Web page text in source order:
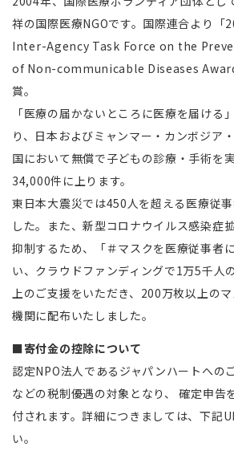
祥の国際医療NGOです。国際連合より
Inter-Agency Task Force on the
of Non-communicable Diseases
賞。
「医療の届かないところに医療を届ける
り、日本およびミャンマー・カンボジア
国において無償で子どもの診療・手術を
34,000件に上ります。
東日本大震災では450人を超える医療従
した。また、新型コロナウイルス感染症
抑制するため、「＃マスクを医療従事者
い、クラウドファンディングで1万5千人
上のご支援をいただき、200万枚以上の
機関に配布いたしました。
■寄付金の控除について
認定NPO法人であるジャパンハートへの
などの税制優遇の対象となり、 確定申告
付されます。詳細につきましては、下記
い。